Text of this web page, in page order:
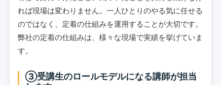
れば現場は変わりません。一人ひとりのやる気に任せる
のではなく、定着の仕組みを運用することが大切です。
弊社の定着の仕組みは、様々な現場で実績を挙げていま
す。
③受講生のロールモデルになる講師が担当